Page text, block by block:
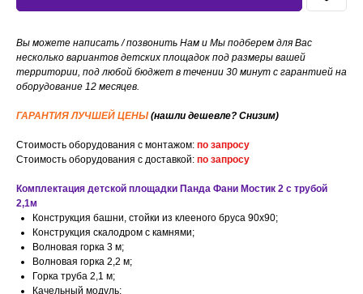
Вы можете написать / позвонить Нам и Мы подберем для Вас
несколько вариантов детских площадок под размеры вашей
территории, под любой бюджет в течении 30 минут с гарантией на
оборудование 12 месяцев.
ГАРАНТИЯ ЛУЧШЕЙ ЦЕНЫ(нашли дешевле? Снизим)
Стоимость оборудования с монтажом: по запросу
Стоимость оборудования с доставкой: по запросу
Комплектация детской площадки Панда Фани Мостик 2 с трубой
2,1м
Конструкция башни, стойки из клееного бруса 90х90;
Конструкция скалодром с камнями;
Волновая горка 3 м;
Волновая горка 2,2 м;
Горка труба 2,1 м;
Качельный модуль;